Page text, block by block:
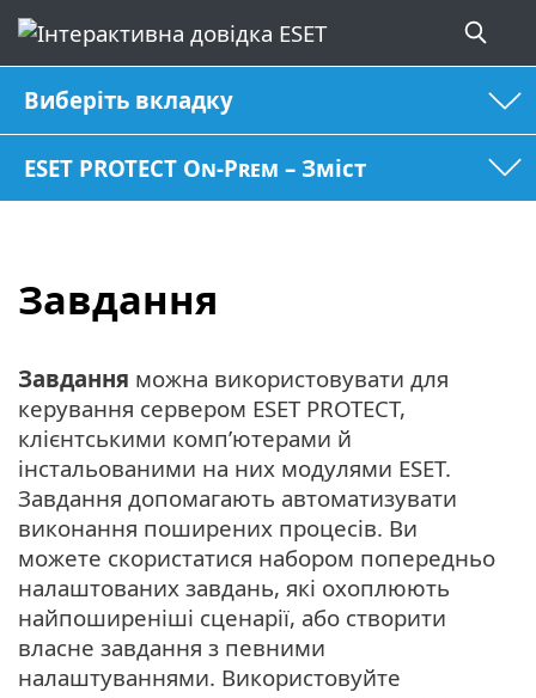
Виберіть вкладку
ESET PROTECT On-Prem – Зміст
Завдання
Завдання можна використовувати для
керування сервером ESET PROTECT,
клієнтськими комп’ютерами й
інстальованими на них модулями ESET.
Завдання допомагають автоматизувати
виконання поширених процесів. Ви
можете скористатися набором попередньо
налаштованих завдань, які охоплюють
найпоширеніші сценарії, або створити
власне завдання з певними
налаштуваннями. Використовуйте